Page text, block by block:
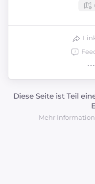
Diese Seite ist Teil
Mehr